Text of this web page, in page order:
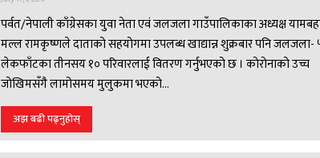
पर्वत/नेपाली काँग्रेसका युवा नेता एवं जलजला गाउँपालिकाका अध्यक्ष
मल्ल रामकृष्णले दाताको सहयोगमा उपलब्ध खाद्यान्न शुक्रबार पनि जलजला-
लेकफाँटका तीनसय १० परिवारलाई वितरण गर्नुभएको छ । कोरोनाको उच्च
जोखिमसँगै लामोसमय मुलुकमा भएको...
अझ बढी पढ्नुहोस्